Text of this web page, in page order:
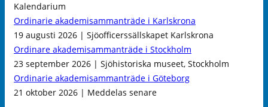
Kalendarium
Ordinarie akademisammanträde i Karlskrona
19 augusti 2026 | Sjöofficerssällskapet Karlskrona
Ordinare akademisammanträde i Stockholm
23 september 2026 | Sjöhistoriska museet, Stockholm
Ordinarie akademisammanträde i Göteborg
21 oktober 2026 | Meddelas senare